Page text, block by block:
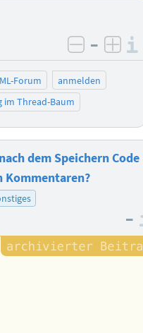
negativ
–
Forum
anmelden
im Thread-Baum
dem Speichern Code
Kommentaren?
–